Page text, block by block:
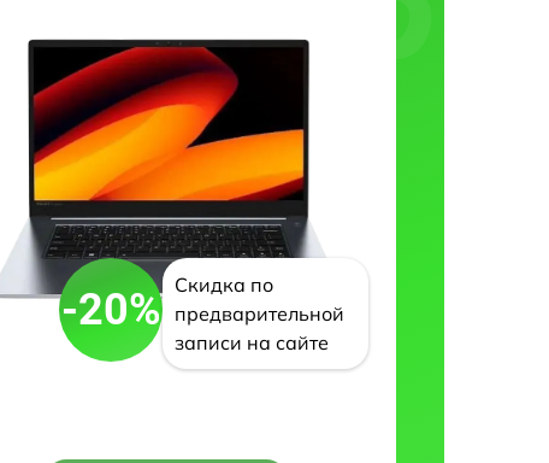
-20%
Скидка по
предварительной
записи на сайте